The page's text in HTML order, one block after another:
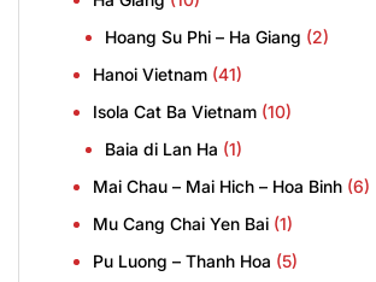
Hoang Su Phi – Ha Giang (2)
Hanoi Vietnam (41)
Isola Cat Ba Vietnam (10)
Baia di Lan Ha (1)
Mai Chau – Mai Hich – Hoa Binh (6)
Mu Cang Chai Yen Bai (1)
Pu Luong – Thanh Hoa (5)